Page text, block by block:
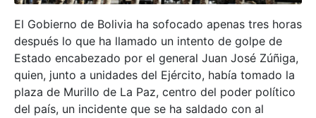
El Gobierno de Bolivia ha sofocado apenas tres horas
después lo que ha llamado un intento de golpe de
Estado encabezado por el general Juan José Zúñiga,
quien, junto a unidades del Ejército, había tomado la
plaza de Murillo de La Paz, centro del poder político
del país, un incidente que se ha saldado con al